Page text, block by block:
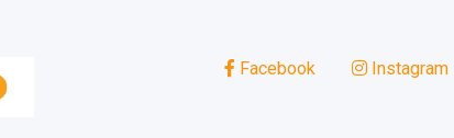
Facebook Instagram